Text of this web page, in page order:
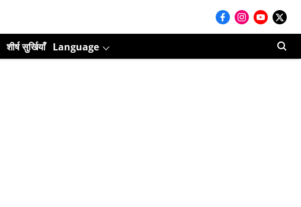
शीर्ष सुर्खियाँ Language